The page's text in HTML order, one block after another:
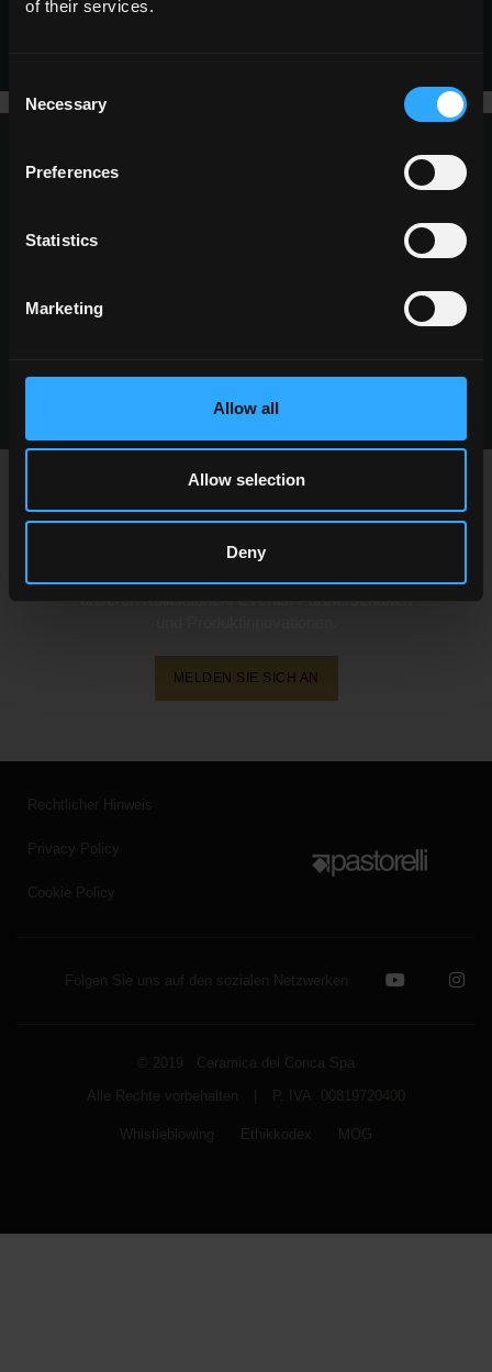
of their services.
Selection
Necessary
Preferences
Statistics
Marketing
Allow all
Allow selection
Deny
Möchten Sie mehr Informationen zu unseren
Suchen Sie einen Händler oder eine spezifische
Newsletter von Pastorelli
unseren Kollektionen, Events, Partnerschaften
MELDEN SIE SICH AN
Rechtlicher Hinweis
Privacy Policy
Cookie Policy
Folgen Sie uns auf den sozialen Netzwerken
© 2019 Ceramica del Conca Spa
Alle Rechte vorbehalten
P. IVA 00819720400
Whistleblowing Ethikkodex MOG